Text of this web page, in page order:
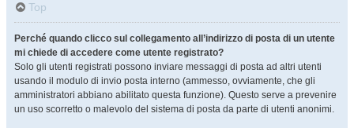
Top
Perché quando clicco sul collegamento all’indirizzo di posta di un utente
mi chiede di accedere come utente registrato?
Solo gli utenti registrati possono inviare messaggi di posta ad altri utenti
usando il modulo di invio posta interno (ammesso, ovviamente, che gli
amministratori abbiano abilitato questa funzione). Questo serve a prevenire
un uso scorretto o malevolo del sistema di posta da parte di utenti anonimi.